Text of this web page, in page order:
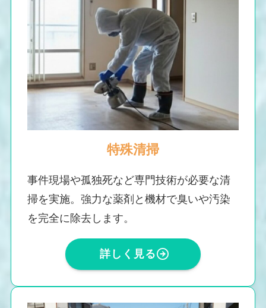
特殊清掃
事件現場や孤独死など専門技術が必要な清
掃を実施。強力な薬剤と機材で臭いや汚染
を完全に除去します。
詳しく見る